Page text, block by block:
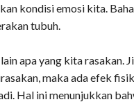
kondisi emosi kita.
tubuh.
apa yang kita rasakan.
maka ada efek fisik
Hal ini menunjukkan